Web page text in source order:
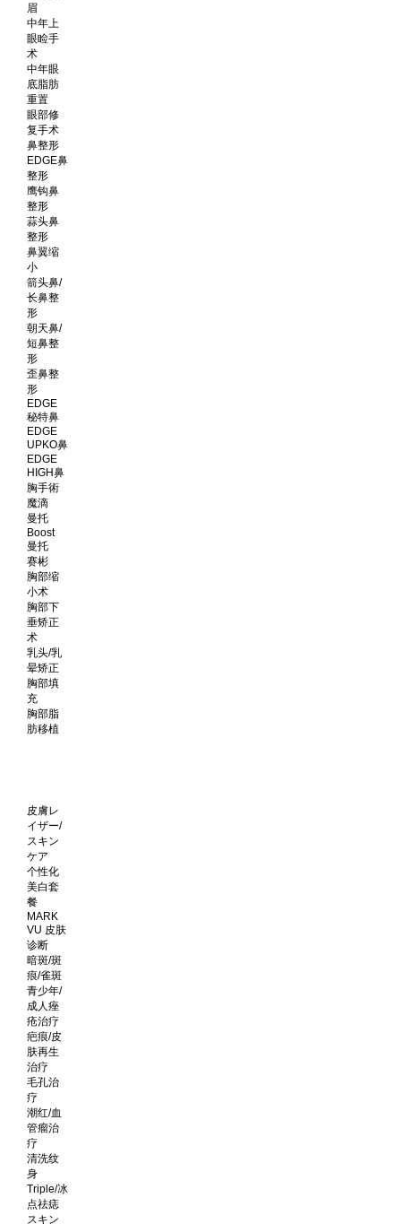
眉
中年上
眼睑手
术
中年眼
底脂肪
重置
眼部修
复手术
鼻整形
EDGE鼻
整形
鹰钩鼻
整形
蒜头鼻
整形
鼻翼缩
小
箭头鼻/
长鼻整
形
朝天鼻/
短鼻整
形
歪鼻整
形
EDGE
秘特鼻
EDGE
UPKO鼻
EDGE
HIGH鼻
胸手術
魔滴
曼托
Boost
曼托
赛彬
胸部缩
小术
胸部下
垂矫正
术
乳头/乳
晕矫正
胸部填
充
胸部脂
肪移植
皮膚レ
イザー/
スキン
ケア
个性化
美白套
餐
MARK
VU 皮肤
诊断
暗斑/斑
痕/雀斑
青少年/
成人痤
疮治疗
疤痕/皮
肤再生
治疗
毛孔治
疗
潮红/血
管瘤治
疗
清洗纹
身
Triple/冰
点祛痣
スキン